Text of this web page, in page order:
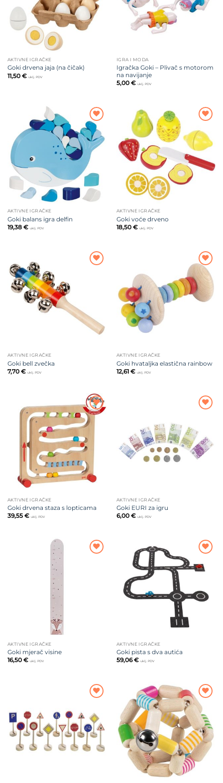
AKTIVNE IGRAČKE
Goki drvena jaja (na čičak)
11,50 € uklj. PDV
IGRA I MODA
Igračka Goki – Plivač s motorom
na navijanje
5,00 € uklj. PDV
Dodajte
na listu
želja
AKTIVNE IGRAČKE
Goki balans igra delfin
19,38 € uklj. PDV
na listu
želja
AKTIVNE IGRAČKE
Goki voće drveno
18,50 € uklj. PDV
AKTIVNE IGRAČKE
Goki bell zvečka
7,70 € uklj. PDV
Dodajte
na listu
želja
AKTIVNE IGRAČKE
Goki hvataljka elastična rainbow
12,61 € uklj. PDV
Dodajte
na listu
želja
AKTIVNE IGRAČKE
Goki drvena staza s lopticama
39,55 € uklj. PDV
AKTIVNE IGRAČKE
Goki EURI za igru
6,00 € uklj. PDV
AKTIVNE IGRAČKE
Goki mjerač visine
16,50 € uklj. PDV
na listu
želja
AKTIVNE IGRAČKE
Goki pista s dva autića
59,06€ uklj. PDV
želja
Dodajte
na listu
želja